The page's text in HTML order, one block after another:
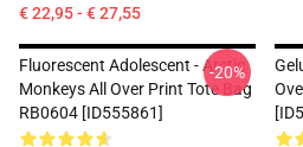
€ 22,95 - € 27,55
Fluorescent Adolescent - Arctic
Monkeys All Over Print Tote Bag
RB0604 [ID555861]
-20%